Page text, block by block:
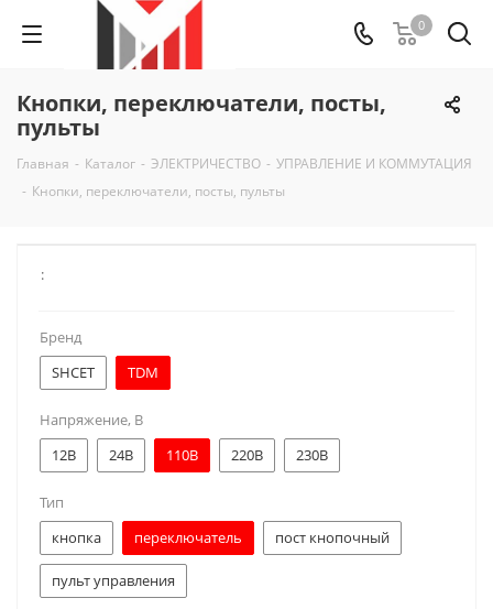
0
Кнопки, переключатели, посты,
пульты
Главная - Каталог - ЭЛЕКТРИЧЕСТВО - УПРАВЛЕНИЕ И КОММУТАЦИЯ
- Кнопки, переключатели, посты, пульты
:
Бренд
SHCET
TDM
Напряжение, В
12В
24В 110В 220В 230В
Тип
кнопка
переключатель пост кнопочный
пульт управления